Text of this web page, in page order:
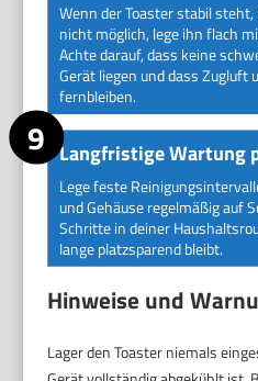
Wenn der Toaster stabil
nicht möglich, lege ihn flach
Achte darauf, dass keine
Gerät liegen und dass Zugluft
fernbleiben.
Langfristige Wartung
Lege feste
und Gehäuse regelmäßig auf
Schritte in deiner
lange platzsparend bleibt.
Hinweise und
Lager den Toaster niemals